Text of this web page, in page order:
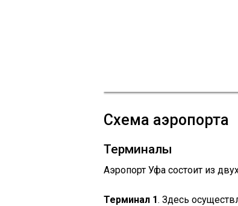
Схема аэропорта
Терминалы
Аэропорт Уфа состоит из
Терминал 1. Здесь